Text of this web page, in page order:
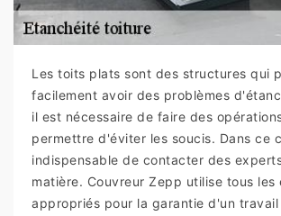
Les toits plats sont des structures qui
facilement avoir des problèmes
il est nécessaire de faire des
permettre d'éviter les soucis. Dans ce
indispensable de contacter des
matière. Couvreur Zepp utilise tous les
appropriés pour la garantie d'un travail